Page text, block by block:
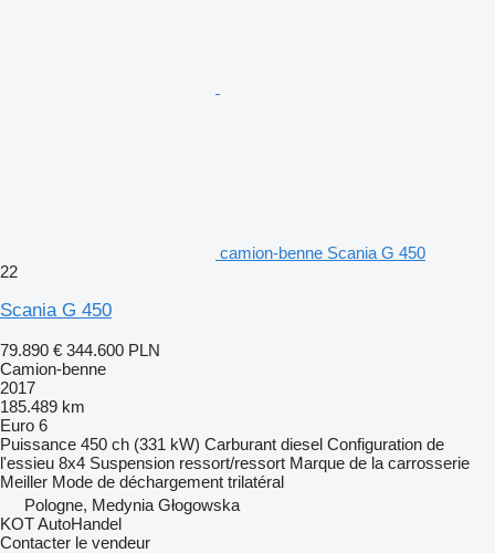
camion-benne Scania G 450
22
Scania G 450
79.890 € 344.600 PLN
Camion-benne
2017
185.489 km
Euro 6
Puissance 450 ch (331 kW) Carburant diesel Configuration de
l'essieu 8x4 Suspension ressort/ressort Marque de la carrosserie
Meiller Mode de déchargement trilatéral
Pologne, Medynia Głogowska
KOT AutoHandel
Contacter le vendeur